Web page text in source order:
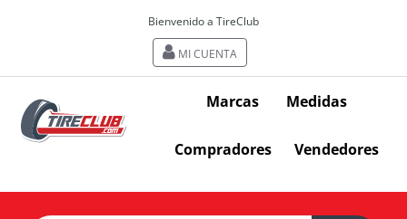
Bienvenido a TireClub
MI CUENTA
Marcas Medidas
Compradores Vendedores